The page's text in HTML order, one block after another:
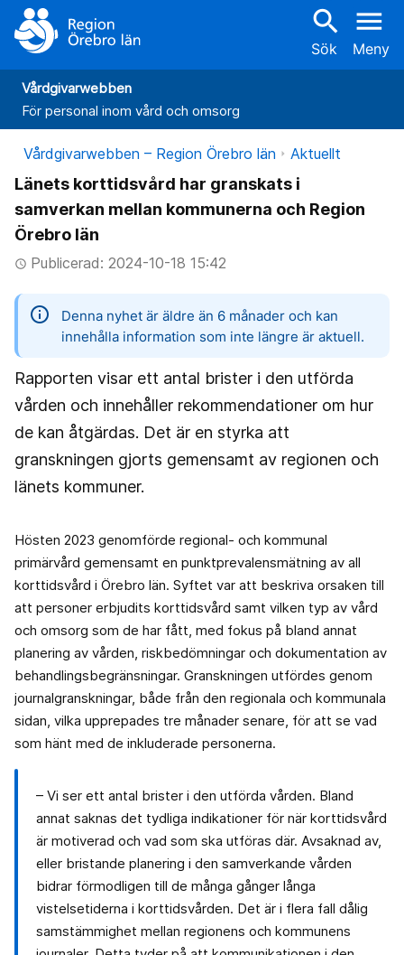
search
Sök
menu
Meny
Vårdgivarwebben
För personal inom vård och omsorg
Vårdgivarwebben – Region Örebro län Aktuellt
Länets korttidsvård har granskats i
samverkan mellan kommunerna och Region
Örebro län
access_timePublicerad: 2024-10-18 15:42
information
Denna nyhet är äldre än 6 månader och kan
innehålla information som inte längre är aktuell.
Rapporten visar ett antal brister i den utförda
vården och innehåller rekommendationer om hur
de kan åtgärdas. Det är en styrka att
granskningen gjorts gemensamt av regionen och
länets kommuner.
Hösten 2023 genomförde regional- och kommunal
primärvård gemensamt en punktprevalensmätning av all
korttidsvård i Örebro län. Syftet var att beskriva orsaken till
att personer erbjudits korttidsvård samt vilken typ av vård
och omsorg som de har fått, med fokus på bland annat
planering av vården, riskbedömningar och dokumentation av
behandlingsbegränsningar. Granskningen utfördes genom
journalgranskningar, både från den regionala och kommunala
sidan, vilka upprepades tre månader senare, för att se vad
som hänt med de inkluderade personerna.
– Vi ser ett antal brister i den utförda vården. Bland
annat saknas det tydliga indikationer för när korttidsvård
är motiverad och vad som ska utföras där. Avsaknad av,
eller bristande planering i den samverkande vården
bidrar förmodligen till de många gånger långa
vistelsetiderna i korttidsvården. Det är i flera fall dålig
samstämmighet mellan regionens och kommunens